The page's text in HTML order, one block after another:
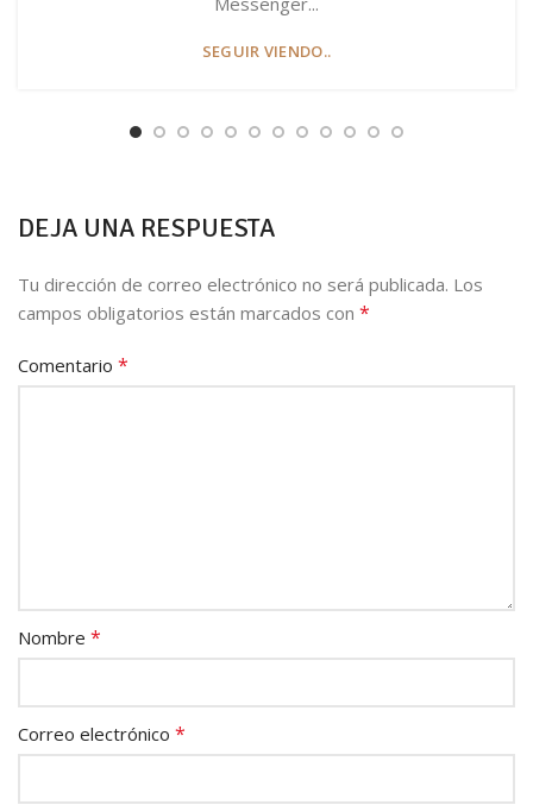
SEGUIR VIENDO..
DEJA UNA RESPUESTA
Tu dirección de correo electrónico no será publicada. Los
campos obligatorios están marcados con *
Comentario *
Nombre *
Correo electrónico *